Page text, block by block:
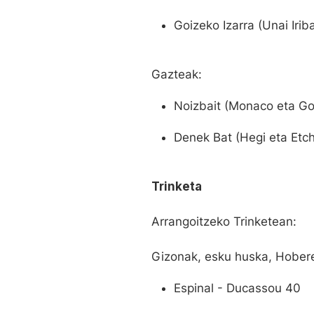
Goizeko Izarra (Unai
Gazteak:
Noizbait (Monaco eta
Denek Bat (Hegi eta
Trinketa
Arrangoitzeko Trinketean:
Gizonak, esku huska,
Espinal - Ducassou 40